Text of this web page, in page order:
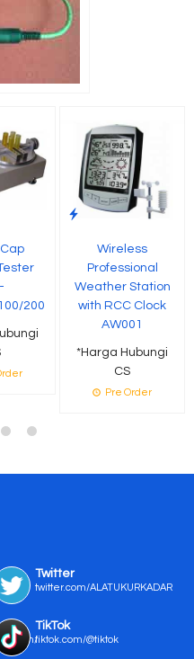
200
Wireless
Professional
Weather Station
with RCC Clock
AW001
*Harga Hubungi
CS
Pre Order
Twitter
twitter.com/ALATUKURKADAR
TikTok
tiktok.com/@tiktok